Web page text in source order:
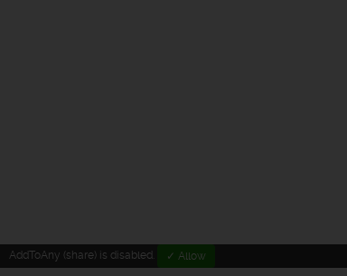
AddToAny (share) is disabled. ✓ Allow